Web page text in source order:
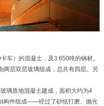
车）的混凝土，及3 650吨的钢材。
两层双层玻璃组成，总共有四层。另
璃质地混凝土建成，面积大约为4
构件组成——经过了砂纸打磨、抛光